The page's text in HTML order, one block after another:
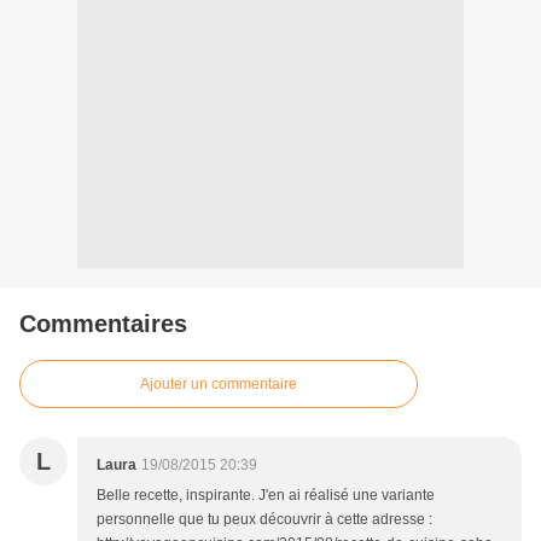
Commentaires
Ajouter un commentaire
L Laura 19/08/2015 20:39
Belle recette, inspirante. J'en ai réalisé une variante
personnelle que tu peux découvrir à cette adresse :